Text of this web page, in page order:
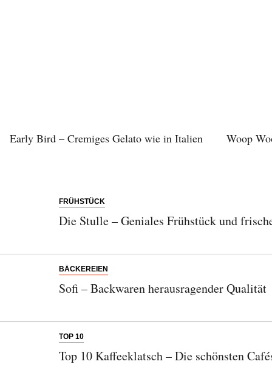
Early Bird – Cremiges Gelato wie in Italien Woop
FRÜHSTÜCK
Die Stulle – Geniales Frühstück und
BÄCKEREIEN
Sofi – Backwaren herausragender Qualität
TOP 10
Top 10 Kaffeeklatsch – Die schönsten